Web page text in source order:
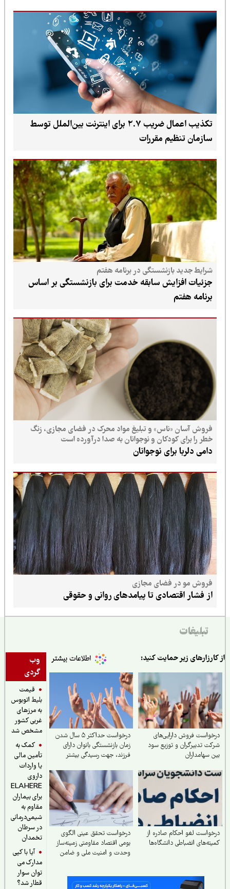
تکذیب اعمال ضریب ۲.۷ برای اینترنت بین‌الملل توسط
سازمان تنظیم مقررات
شرایط جدید بازنشستگی در برنامه هفتم
جزئیات افزایش سابقه خدمت برای بازنشستگی بر اساس
برنامه هفتم
فروش آسان «ناس» و تبلیغ مواد محرک در فضای مجازی، زنگ
خطر را برای کودکان و نوجوانان به صدا درآورده است
دامی دلربا برای نوجوانان
فروش مو در فضای مجازی
از فشار اقتصادی تا پیامدهای روانی و حقوقی
تبلیغات
وب
گردی
قیمت
بلیط اتوبوس
به مرزهای
غربی کشور
مشخص شد
کمک به
تأمین مالی
یا واردات
داروی
ELAHERE
برای بیماران
مقاوم به
شیمی‌درمانی
در سرطان
تخمدان
آیا با کپی
مدارک می
توان سوار
قطار شد؟
زیر حمایت کنید:
فروش دارایی‌های
تدبیرگران و توزیع سود
سهامداران
درخواست حداکثر ۵ سال شدن
زمان بازنشستگی بانوان دارای
فرزند، جهت رسیدگی بیشتر
لغو احکام صادره از
انضباطی دانشگاه‌ها
درخواست تحقق عینی الگوی
بومی اقتصاد مقاومتی زمینه‌ساز
وحدت و امنیت ملی و ضامن